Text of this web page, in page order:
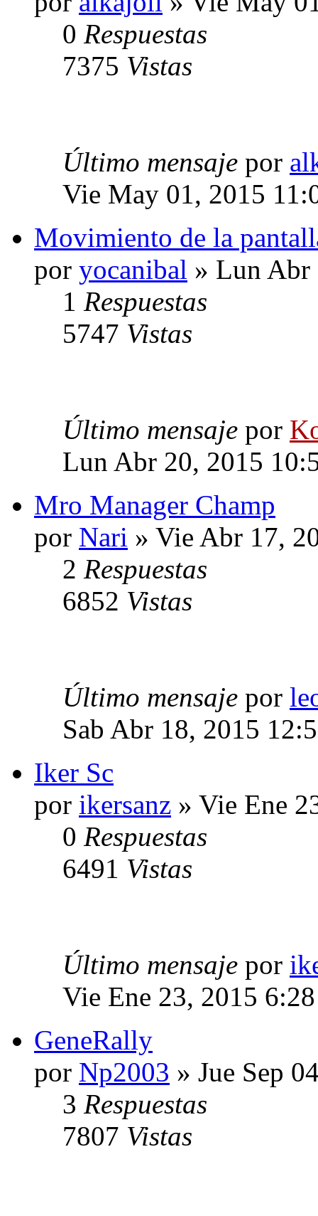
0 Respuestas
7375 Vistas
Último mensaje por
Vie May 01, 2015
Movimiento de la
por yocanibal » Lun Abr
1 Respuestas
5747 Vistas
Último mensaje por
Lun Abr 20, 2015
Mro Manager Champ
por Nari » Vie Abr 17,
2 Respuestas
6852 Vistas
Último mensaje por
Sab Abr 18, 2015
Iker Sc
por ikersanz » Vie Ene
0 Respuestas
6491 Vistas
Último mensaje por
Vie Ene 23, 2015
GeneRally
por Np2003 » Jue Sep
3 Respuestas
7807 Vistas